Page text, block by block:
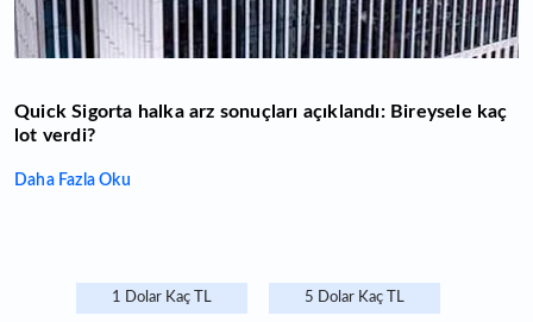
Quick Sigorta halka arz sonuçları açıklandı: Bireysele kaç
lot verdi?
Daha Fazla Oku
1 Dolar Kaç TL 5 Dolar Kaç TL